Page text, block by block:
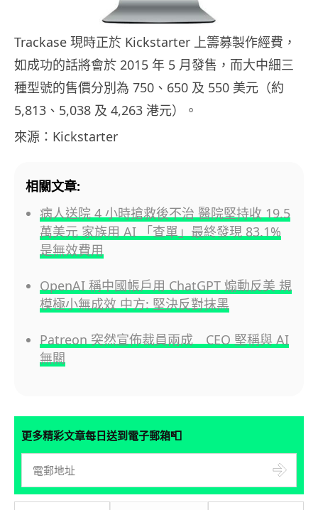
Trackase 現時正於 Kickstarter 上籌募製作經費，
如成功的話將會於 2015 年 5 月發售，而大中細三
種型號的售價分別為 750、650 及 550 美元（約
5,813、5,038 及 4,263 港元）。
來源：Kickstarter
相關文章:
病人送院 4 小時搶救後不治 醫院堅持收 19.5
萬美元 家族用 AI 「查單」最終發現 83.1%
是無效費用
OpenAI 稱中國帳戶用 ChatGPT 煽動反美 規
模極小無成效 中方: 堅決反對抹黑
Patreon 突然宣佈裁員兩成 CEO 堅稱與 AI
無關
更多精彩文章每日送到電子郵箱📮